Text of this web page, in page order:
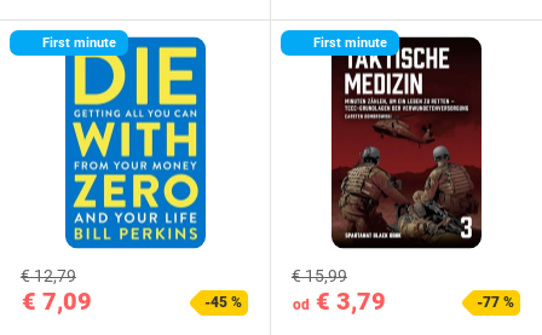
First minute
€ 7,09
€ 12,79
-45 %
First minute
od € 3,79
€ 15,99
-77 %